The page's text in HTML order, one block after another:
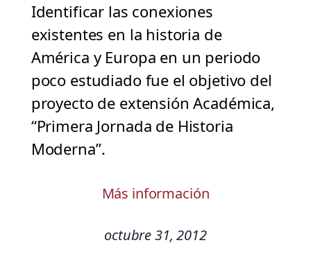
Identificar las conexiones
existentes en la historia de
América y Europa en un periodo
poco estudiado fue el objetivo del
proyecto de extensión Académica,
“Primera Jornada de Historia
Moderna”.
Más información
octubre 31, 2012